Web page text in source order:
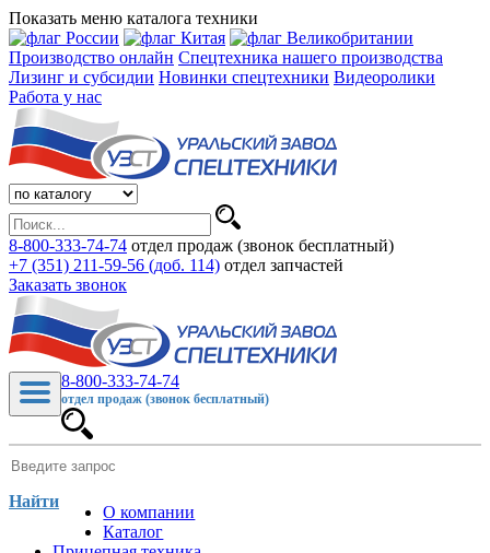
Показать меню каталога техники
Производство онлайн Спецтехника нашего производства
Лизинг и субсидии Новинки спецтехники Видеоролики
Работа у нас
8-800-333-74-74 отдел продаж (звонок бесплатный)
+7 (351) 211-59-56 (доб. 114) отдел запчастей
Заказать звонок
8-800-333-74-74
отдел продаж (звонок бесплатный)
Найти
О компании
Каталог